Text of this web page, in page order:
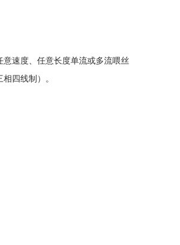
速度、任意长度单流或多流喂丝
四线制）。